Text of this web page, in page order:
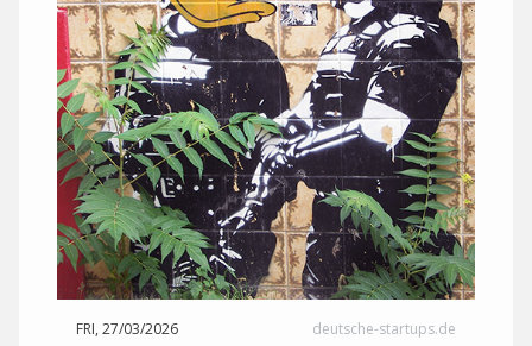
FRI, 27/03/2026 deutsche-startups.de